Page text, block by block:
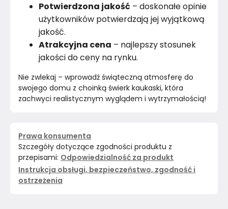
Potwierdzona jakość – doskonałe opinie
użytkowników potwierdzają jej wyjątkową
jakość.
Atrakcyjna cena – najlepszy stosunek
jakości do ceny na rynku.
Nie zwlekaj – wprowadź świąteczną atmosferę do
swojego domu z choinką świerk kaukaski, która
zachwyci realistycznym wyglądem i wytrzymałością!
Prawa konsumenta
Szczegóły dotyczące zgodności produktu z
przepisami: Odpowiedzialność za produkt
Instrukcja obsługi, bezpieczeństwo, zgodność i
ostrzeżenia